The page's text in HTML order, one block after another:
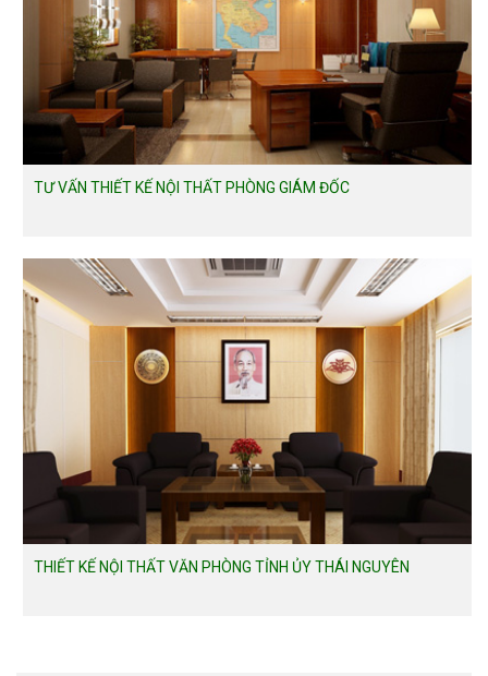
TƯ VẤN THIẾT KẾ NỘI THẤT PHÒNG GIÁM ĐỐC
THIẾT KẾ NỘI THẤT VĂN PHÒNG TỈNH ỦY THÁI NGUYÊN